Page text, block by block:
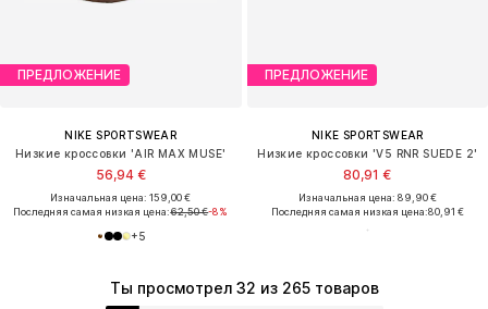
ПРЕДЛОЖЕНИЕ
NIKE SPORTSWEAR
Низкие кроссовки 'AIR MAX MUSE'
56,94 €
Изначальная цена: 159,00 €
Последняя самая низкая цена:62,50 €-8%
+5
ПРЕДЛОЖЕНИЕ
NIKE SPORTSWEAR
Низкие кроссовки 'V5 RNR SUEDE 2'
80,91 €
Изначальная цена: 89,90 €
Последняя самая низкая цена:80,91 €
Ты просмотрел 32 из 265 товаров